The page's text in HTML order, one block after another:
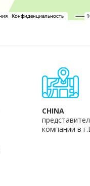
CHINA
компании в